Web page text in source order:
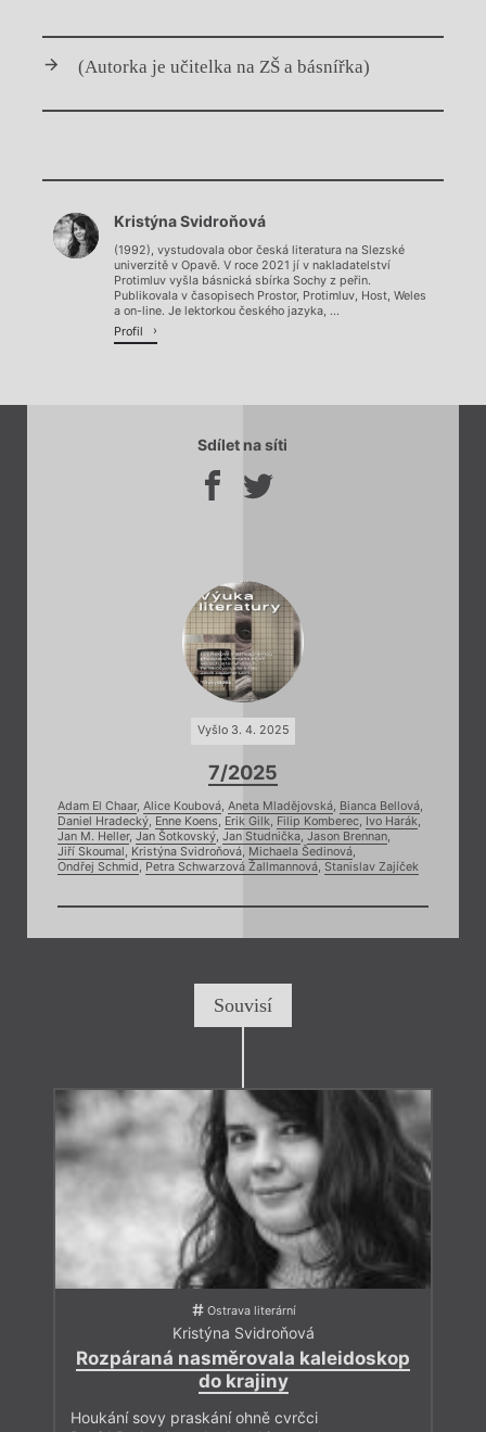
(Autorka je učitelka na ZŠ a básnířka)
Chviličku.
Načítá se.
Kristýna Svidroňová
(1992), vystudovala obor česká literatura na Slezské
univerzitě v Opavě. V roce 2021 jí v nakladatelství
Protimluv vyšla básnická sbírka Sochy z peřin.
Publikovala v časopisech Prostor, Protimluv, Host, Weles
a on-line. Je lektorkou českého jazyka, ...
Profil
Sdílet na síti
Vyšlo 3. 4. 2025
7/2025
Adam El Chaar, Alice Koubová, Aneta Mladějovská, Bianca Bellová,
Daniel Hradecký, Enne Koens, Erik Gilk, Filip Komberec, Ivo Harák,
Jan M. Heller, Jan Šotkovský, Jan Studnička, Jason Brennan,
Jiří Skoumal, Kristýna Svidroňová, Michaela Šedinová,
Ondřej Schmid, Petra Schwarzová Žallmannová, Stanislav Zajíček
Souvisí
Ostrava literární
Kristýna Svidroňová
Rozpáraná nasměrovala kaleidoskop
do krajiny
Houkání sovy praskání ohně cvrčci